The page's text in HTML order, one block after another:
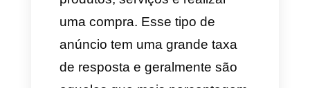
ajudam a lograr os objetivos
comerciais das empresas
mediante a geração de leads e